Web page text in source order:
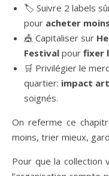
🏷️ Suivre 2 labels
pour acheter
🎪 Capitaliser sur
Festival pour fixer
🛒 Privilégier le
quartier: impact
soignés.
On referme ce
moins, trier mieux,
Pour que la collection